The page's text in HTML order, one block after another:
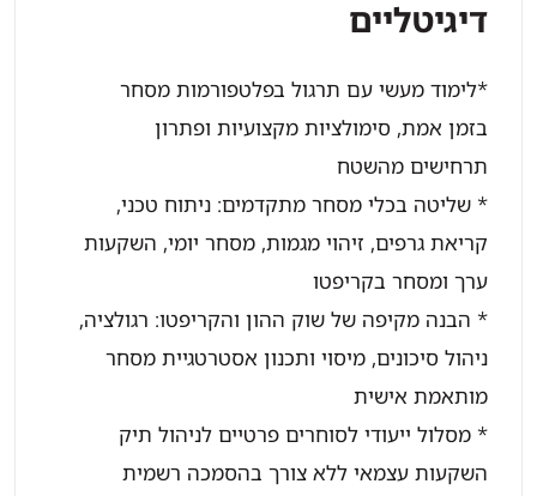
דיגיטליים
*לימוד מעשי עם תרגול בפלטפורמות מסחר
בזמן אמת, סימולציות מקצועיות ופתרון
תרחישים מהשטח
* שליטה בכלי מסחר מתקדמים: ניתוח טכני,
קריאת גרפים, זיהוי מגמות, מסחר יומי, השקעות
ערך ומסחר בקריפטו
* הבנה מקיפה של שוק ההון והקריפטו: רגולציה,
ניהול סיכונים, מיסוי ותכנון אסטרטגיית מסחר
מותאמת אישית
* מסלול ייעודי לסוחרים פרטיים לניהול תיק
השקעות עצמאי ללא צורך בהסמכה רשמית